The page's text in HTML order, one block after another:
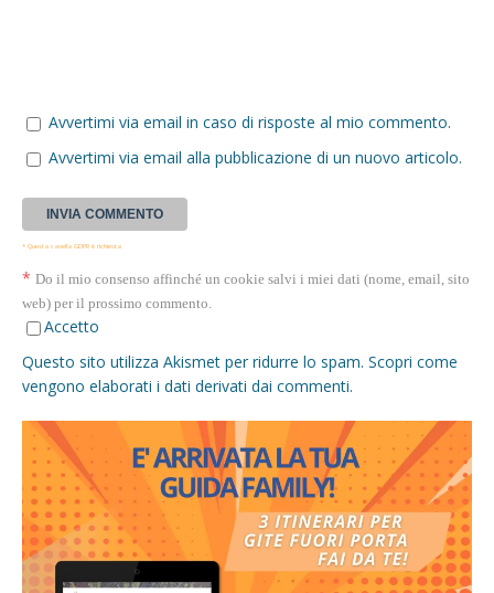
Avvertimi via email in caso di risposte al mio commento.
Avvertimi via email alla pubblicazione di un nuovo articolo.
* Questa casella GDPR è richiesta
* Do il mio consenso affinché un cookie salvi i miei dati (nome, email, sito
web) per il prossimo commento.
Accetto
Questo sito utilizza Akismet per ridurre lo spam. Scopri come
vengono elaborati i dati derivati dai commenti.